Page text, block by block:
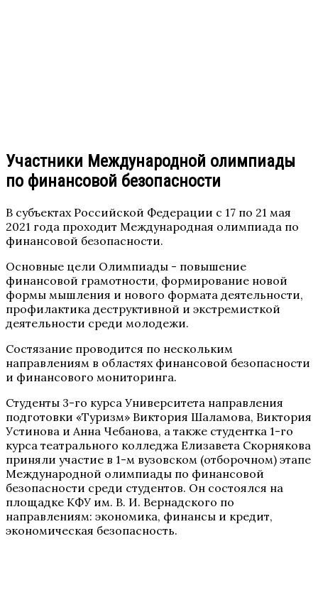
Участники Международной олимпиады
по финансовой безопасности
В субъектах Российской Федерации с 17 по 21 мая
2021 года проходит Международная олимпиада по
финансовой безопасности.
Основные цели Олимпиады - повышение
финансовой грамотности, формирование новой
формы мышления и нового формата деятельности,
профилактика деструктивной и экстремисткой
деятельности среди молодежи.
Состязание проводится по нескольким
направлениям в областях финансовой безопасности
и финансового мониторинга.
Студенты 3-го курса Университета направления
подготовки «Туризм» Виктория Шаламова, Виктория
Устинова и Анна Чебанова, а также студентка 1-го
курса театрального колледжа Елизавета Скорнякова
приняли участие в 1-м вузовском (отборочном) этапе
Международной олимпиады по финансовой
безопасности среди студентов. Он состоялся на
площадке КФУ им. В. И. Вернадского по
направлениям: экономика, финансы и кредит,
экономическая безопасность.